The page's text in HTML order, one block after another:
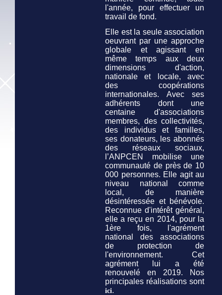
l'année, pour effectuer un
travail de fond.
Elle est la seule association
oeuvrant par une approche
globale et agissant en
même temps aux deux
dimensions d'action,
nationale et locale, avec
des coopérations
internationales. Avec ses
adhérents dont une
centaine d'associations
membres, des collectivités,
des individus et familles,
ses donateurs, les abonnés
des réseaux sociaux,
l’ANPCEN mobilise une
communauté de près de 10
000 personnes. Elle agit au
niveau national comme
local, de manière
désintéressée et bénévole.
Reconnue d'intérêt général,
elle a reçu en 2014, pour la
1ère fois, l'agrément
national des associations
de protection de
l'environnement. Cet
agrément lui a été
renouvelé en 2019. Nos
principales réalisations sont
ici.